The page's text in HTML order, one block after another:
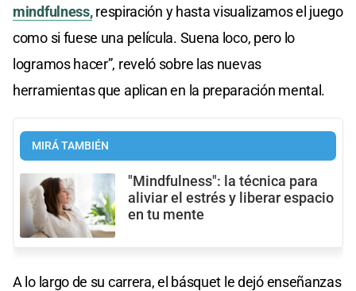
mindfulness,respiración y hasta visualizamos el juego
como si fuese una película. Suena loco, pero lo
logramos hacer”, reveló sobre las nuevas
herramientas que aplican en la preparación mental.
MIRÁ TAMBIÉN
"Mindfulness": la técnica para
aliviar el estrés y liberar espacio
en tu mente
A lo largo de su carrera, el básquet le dejó enseñanzas